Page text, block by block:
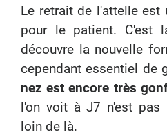
Le retrait de l'attelle
pour le patient. C'est
découvre la nouvelle
cependant essentiel de
nez est encore très
l'on voit à J7 n'est
loin de là.